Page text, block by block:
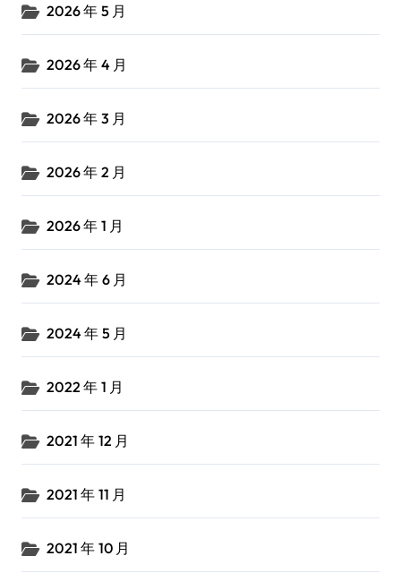
2026 年 5 月
2026 年 4 月
2026 年 3 月
2026 年 2 月
2026 年 1 月
2024 年 6 月
2024 年 5 月
2022 年 1 月
2021 年 12 月
2021 年 11 月
2021 年 10 月